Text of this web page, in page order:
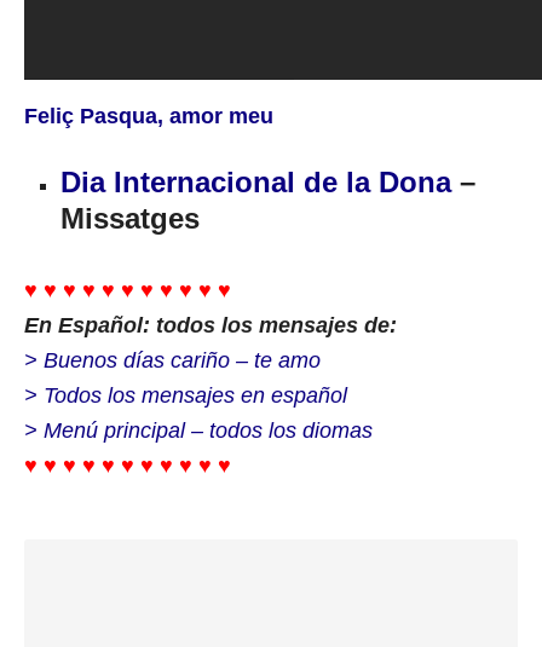
Feliç Pasqua, amor meu
Dia Internacional de la Dona–
Missatges
♥ ♥ ♥ ♥ ♥ ♥ ♥ ♥ ♥ ♥ ♥
En Español: todos los mensajes de:
> Buenos días cariño – te amo
> Todos los mensajes en español
> Menú principal – todos los diomas
♥ ♥ ♥ ♥ ♥ ♥ ♥ ♥ ♥ ♥ ♥